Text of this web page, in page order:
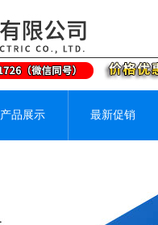
产品展示 最新促销